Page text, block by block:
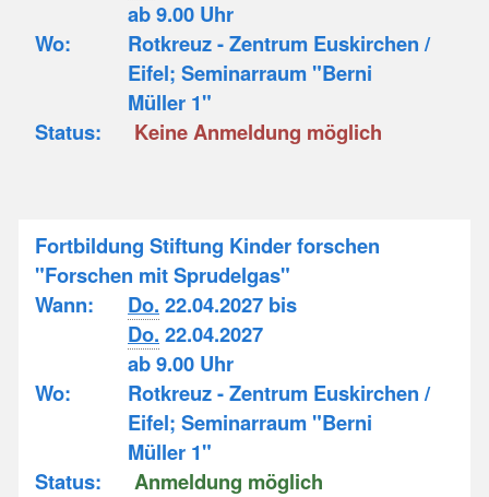
ab 9.00 Uhr
Wo:
Rotkreuz - Zentrum Euskirchen /
Eifel; Seminarraum "Berni
Müller 1"
Status:
Keine Anmeldung möglich
Fortbildung Stiftung Kinder forschen
"Forschen mit Sprudelgas"
Wann:
Do. 22.04.2027 bis
Do. 22.04.2027
ab 9.00 Uhr
Wo:
Rotkreuz - Zentrum Euskirchen /
Eifel; Seminarraum "Berni
Müller 1"
Status:
Anmeldung möglich